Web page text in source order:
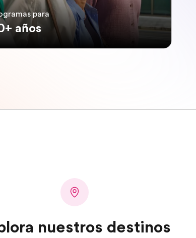
para
años
nuestros destinos